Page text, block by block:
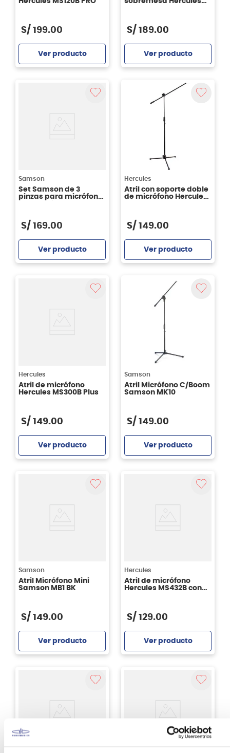
S/ 199.00
Ver producto
S/ 189.00
Ver producto
Samson
Set Samson de 3
pinzas para micrófono
S/ 169.00
Ver producto
Hercules
Atril con soporte doble
de micrófono Hercules
S/ 149.00
Ver producto
Hercules
Atril de micrófono
Hercules MS300B Plus
S/ 149.00
Ver producto
Samson
Atril Micrófono C/Boom
Samson MK10
S/ 149.00
Ver producto
Samson
Atril Micrófono Mini
Samson MB1 BK
S/ 149.00
Ver producto
Hercules
Atril de micrófono
Hercules MS432B con
S/ 129.00
Ver producto